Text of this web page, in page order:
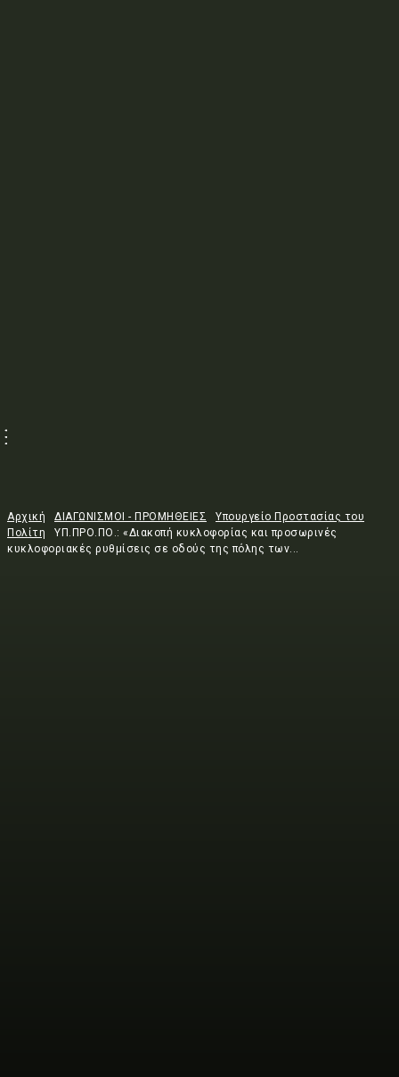
Αρχική ΔΙΑΓΩΝΙΣΜΟΙ - ΠΡΟΜΗΘΕΙΕΣ
Υπουργείο Προστασίας του
Πολίτη
ΥΠ.ΠΡΟ.ΠΟ.: «Διακοπή κυκλοφορίας και προσωρινές
κυκλοφοριακές ρυθμίσεις σε οδούς της πόλης των...